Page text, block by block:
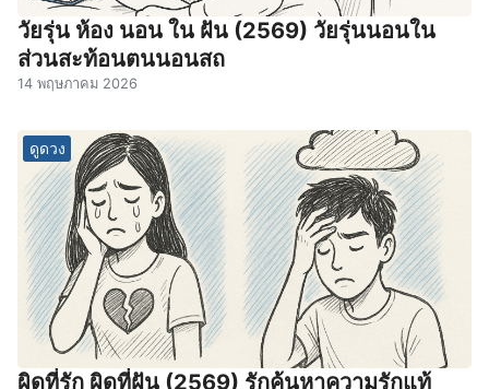
วัยรุ่น ห้อง นอน ใน ฝัน (2569) วัยรุ่นนอนใน
ส่วนสะท้อนตนนอนสถ
14 พฤษภาคม 2026
ดูดวง
ผิดที่รัก ผิดที่ฝัน (2569) รักค้นหาความรักแท้